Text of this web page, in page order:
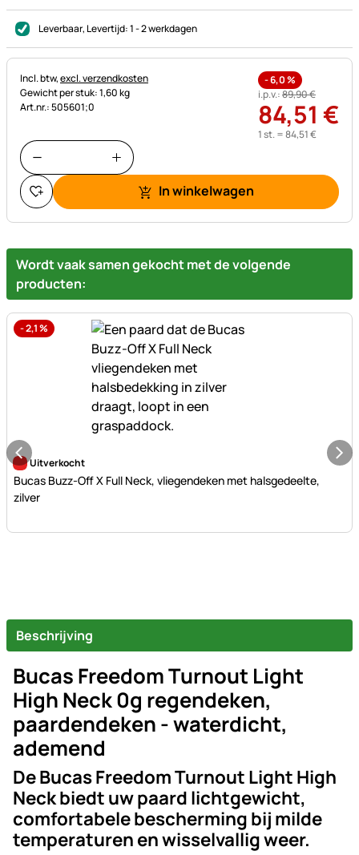
Leverbaar, Levertijd:1 - 2 werkdagen
Belastinginformatie:
Incl. btw,excl. verzendkosten
Gewicht per stuk: 1,60 kg
Art.nr.: 505601;0
-6,0%
i.p.v.:89,90€
84,51 €
1 st. =84,51€
In winkelwagen
Wordt vaak samen gekocht met de volgende
producten:
-2,1%
Nog geen beoordelingen geplaatst
Uitverkocht
Bucas Buzz-Off X Full Neck, vliegendeken met halsgedeelte,
zilver
Beschrijving
Bucas Freedom Turnout Light
High Neck 0g regendeken,
paardendeken - waterdicht,
ademend
De Bucas Freedom Turnout Light High
Neck biedt uw paard lichtgewicht,
comfortabele bescherming bij milde
temperaturen en wisselvallig weer.